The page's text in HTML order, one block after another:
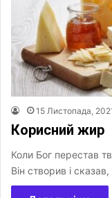
15 Листопада,
Корисний жир
Коли Бог перестав
Він створив і